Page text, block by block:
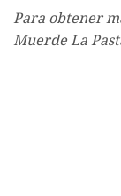
Para obtener
Muerde La